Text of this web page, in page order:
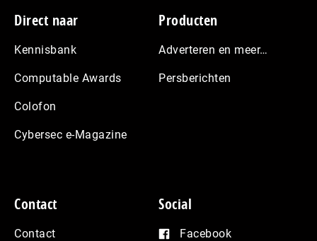
Footer
Direct naar
Kennisbank
Computable Awards
Colofon
Cybersec e-Magazine
Producten
Adverteren en meer…
Persberichten
Contact
Contact
Social
Facebook